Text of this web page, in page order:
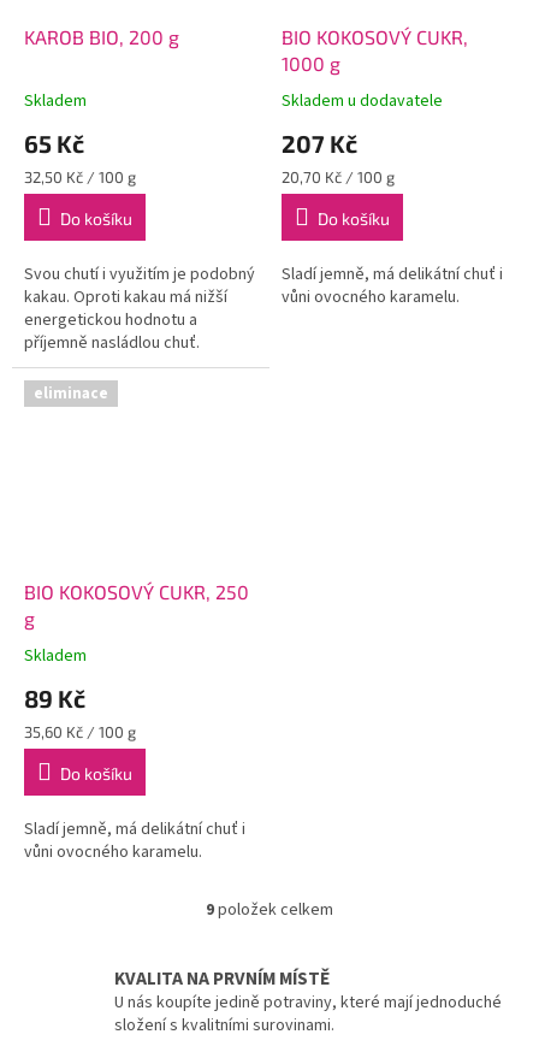
KAROB BIO, 200 g
Skladem
65 Kč
Měrná
cena:
32,50 Kč / 100 g
Do košíku
Svou chutí i využitím je podobný
kakau. Oproti kakau má nižší
energetickou hodnotu a
příjemně nasládlou chuť.
BIO KOKOSOVÝ CUKR,
1000 g
Skladem u dodavatele
207 Kč
Měrná
cena:
20,70 Kč / 100 g
Do košíku
Sladí jemně, má delikátní chuť i
vůni ovocného karamelu.
eliminace
BIO KOKOSOVÝ CUKR, 250
g
Skladem
89 Kč
Měrná
cena:
35,60 Kč / 100 g
Do košíku
Sladí jemně, má delikátní chuť i
vůni ovocného karamelu.
O
á
d
a
9položek celkem
KVALITA NA PRVNÍM MÍSTĚ
U nás koupíte jedině potraviny, které mají jednoduché
složení s kvalitními surovinami.